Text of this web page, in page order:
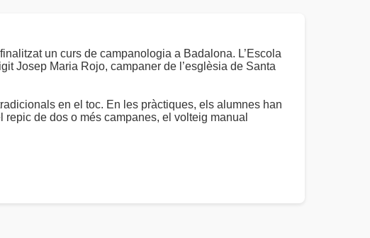
un curs de campanologia a Badalona. L’Escola
Josep Maria Rojo, campaner de l’esglèsia de Santa
en el toc. En les pràctiques, els alumnes han
repic de dos o més campanes, el volteig manual